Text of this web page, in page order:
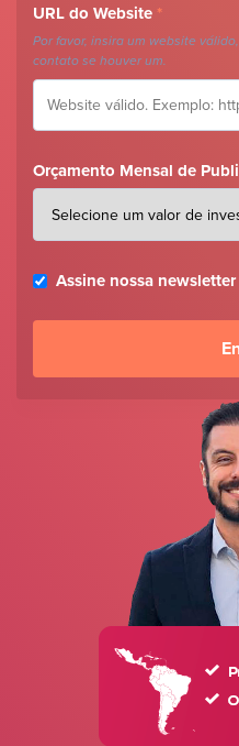
URL do Website *
Por favor, insira um website
contato se houver um.
Orçamento Mensal de
Assine nossa newsletter